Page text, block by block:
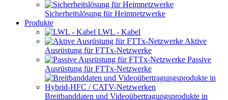
Sicherheitslösung für Heimnetzwerke
Produkte
LWL - Kabel
Aktive
Ausrüstung für FTTx-Netzwerke
Passive
Ausrüstung für FTTx-Netzwerke
Breitbanddaten und Videoübertragungsprodukte in